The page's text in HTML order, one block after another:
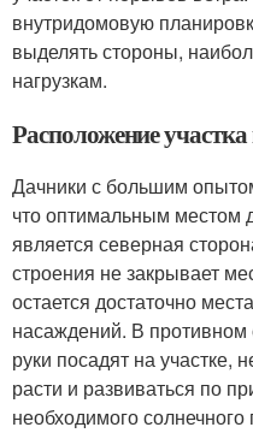
внутридомовую
выделять стороны,
нагрузкам.
Расположение
Дачники с большим
что оптимальным
является северная
строения не закрывает
остается достаточно
насаждений. В противном
руки посадят на участке,
расти и развиваться по
необходимого солнечного